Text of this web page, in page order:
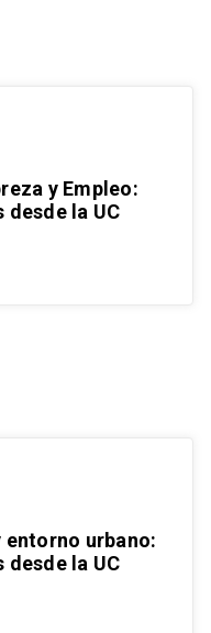
y Empleo:
desde la UC
entorno urbano:
desde la UC